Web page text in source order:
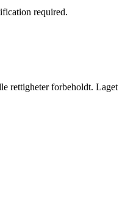
required.
rettigheter forbeholdt. Laget